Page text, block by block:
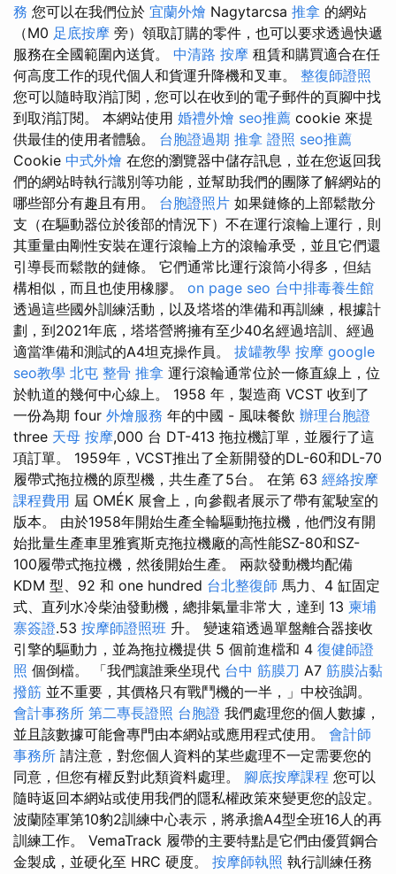
務 您可以在我們位於 宜蘭外燴 Nagytarcsa 推拿 的網站
（M0 足底按摩 旁）領取訂購的零件，也可以要求透過快遞
服務在全國範圍內送貨。 中清路 按摩 租賃和購買適合在任
何高度工作的現代個人和貨運升降機和叉車。 整復師證照
您可以隨時取消訂閱，您可以在收到的電子郵件的頁腳中找
到取消訂閱。 本網站使用 婚禮外燴 seo推薦 cookie 來提
供最佳的使用者體驗。 台胞證過期 推拿 證照 seo推薦
Cookie 中式外燴 在您的瀏覽器中儲存訊息，並在您返回我
們的網站時執行識別等功能，並幫助我們的團隊了解網站的
哪些部分有趣且有用。 台胞證照片 如果鏈條的上部鬆散分
支（在驅動器位於後部的情況下）不在運行滾輪上運行，則
其重量由剛性安裝在運行滾輪上方的滾輪承受，並且它們還
引導長而鬆散的鏈條。 它們通常比運行滾筒小得多，但結
構相似，而且也使用橡膠。 on page seo 台中排毒養生館
透過這些國外訓練活動，以及塔塔的準備和再訓練，根據計
劃，到2021年底，塔塔營將擁有至少40名經過培訓、經過
適當準備和測試的A4坦克操作員。 拔罐教學 按摩 google
seo教學 北屯 整骨 推拿 運行滾輪通常位於一條直線上，位
於軌道的幾何中心線上。 1958 年，製造商 VCST 收到了
一份為期 four 外燴服務 年的中國 - 風味餐飲 辦理台胞證
three 天母 按摩,000 台 DT-413 拖拉機訂單，並履行了這
項訂單。 1959年，VCST推出了全新開發的DL-60和DL-70
履帶式拖拉機的原型機，共生產了5台。 在第 63 經絡按摩
課程費用 屆 OMÉK 展會上，向參觀者展示了帶有駕駛室的
版本。 由於1958年開始生產全輪驅動拖拉機，他們沒有開
始批量生產車里雅賓斯克拖拉機廠的高性能SZ-80和SZ-
100履帶式拖拉機，然後開始生產。 兩款發動機均配備
KDM 型、92 和 one hundred 台北整復師 馬力、4 缸固定
式、直列水冷柴油發動機，總排氣量非常大，達到 13 柬埔
寨簽證.53 按摩師證照班 升。 變速箱透過單盤離合器接收
引擎的驅動力，並為拖拉機提供 5 個前進檔和 4 復健師證
照 個倒檔。 「我們讓誰乘坐現代 台中 筋膜刀 A7 筋膜沾黏
撥筋 並不重要，其價格只有戰鬥機的一半，」中校強調。
會計事務所 第二專長證照 台胞證 我們處理您的個人數據，
並且該數據可能會專門由本網站或應用程式使用。 會計師
事務所 請注意，對您個人資料的某些處理不一定需要您的
同意，但您有權反對此類資料處理。 腳底按摩課程 您可以
隨時返回本網站或使用我們的隱私權政策來變更您的設定。
波蘭陸軍第10豹2訓練中心表示，將承擔A4型全班16人的再
訓練工作。 VemaTrack 履帶的主要特點是它們由優質鋼合
金製成，並硬化至 HRC 硬度。 按摩師執照 執行訓練任務